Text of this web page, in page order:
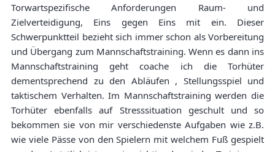
Torwartspezifische Anforderungen Raum- und
Zielverteidigung, Eins gegen Eins mit ein. Dieser
Schwerpunktteil bezieht sich immer schon als Vorbereitung
und Übergang zum Mannschaftstraining. Wenn es dann ins
Mannschaftstraining geht coache ich die Torhüter
dementsprechend zu den Abläufen , Stellungsspiel und
taktischem Verhalten. Im Mannschaftstraining werden die
Torhüter ebenfalls auf Stresssituation geschult und so
bekommen sie von mir verschiedenste Aufgaben wie z.B.
wie viele Pässe von den Spielern mit welchem Fuß gespielt